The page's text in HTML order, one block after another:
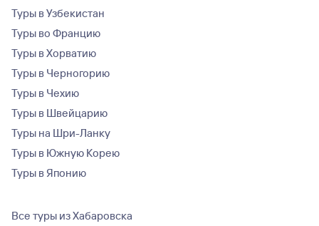
Туры в Узбекистан
Туры во Францию
Туры в Хорватию
Туры в Черногорию
Туры в Чехию
Туры в Швейцарию
Туры на Шри-Ланку
Туры в Южную Корею
Туры в Японию
Все туры из Хабаровска